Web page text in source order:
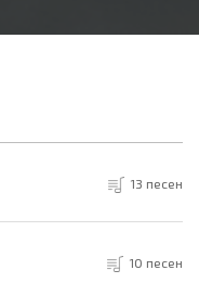
13 песен
10 песен